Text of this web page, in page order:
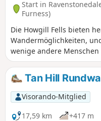
Start in
Furness)
Die Howgill Fells bieten
Wandermöglichkeiten,
wenige andere
Diese Wanderung führt
tief in das Gebiet hinein,
höchsten Punkt dieser
Der Rückweg bietet
während man einem hoch
Bergrücken zurück zum
Tan Hill
Visorando-Mitglied
17,59 km
+417 m